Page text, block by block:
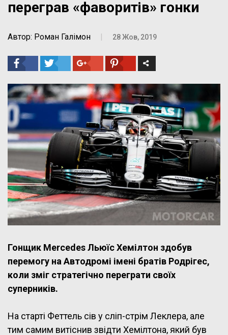
переграв «фаворитів» гонки
Автор: Роман Галімон | 28 Жов, 2019
Гонщик Mercedes Льюїс Хемілтон здобув
перемогу на Автодромі імені братів Родрігес,
коли зміг стратегічно переграти своїх
суперників.
На старті Феттель сів у сліп-стрім Леклера, але
тим самим витіснив звідти Хемілтона, який був